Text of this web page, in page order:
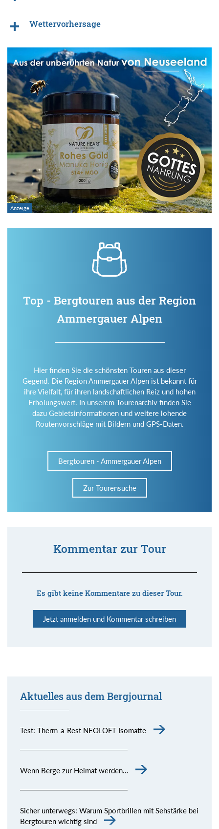
Wettervorhersage
Top - Bergtouren aus der Region
Ammergauer Alpen
Hier finden Sie die schönsten Touren aus dieser
Gegend. Die Region Ammergauer Alpen ist bekannt für
ihre Vielfalt, für ihren landschaftlichen Reiz und hohen
Erholungswert. In unserem Tourenarchiv finden Sie
dazu Gebietsinformationen und weitere lohende
Routenvorschläge mit Bildern und GPS-Daten.
Bergtouren - Ammergauer Alpen
Zur Tourensuche
Kommentar zur Tour
Es gibt keine Kommentare zu dieser Tour.
Jetzt anmelden und Kommentar schreiben
Aktuelles aus dem Bergjournal
Test: Therm-a-Rest NEOLOFT Isomatte
Wenn Berge zur Heimat werden…
Sicher unterwegs: Warum Sportbrillen mit Sehstärke bei
Bergtouren wichtig sind